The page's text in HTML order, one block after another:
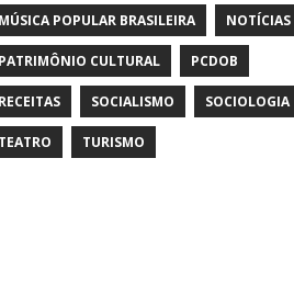
MÚSICA POPULAR BRASILEIRA NOTÍCIAS
PATRIMÔNIO CULTURAL PCDOB
RECEITAS SOCIALISMO SOCIOLOGIA
TEATRO TURISMO